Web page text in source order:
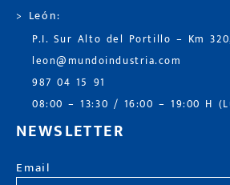
> León:
P.I. Sur Alto del Portillo – Km
leon@mundoindustria.com
987 04 15 91
08:00 – 13:30 / 16:00 – 19:00 H
NEWSLETTER
Email